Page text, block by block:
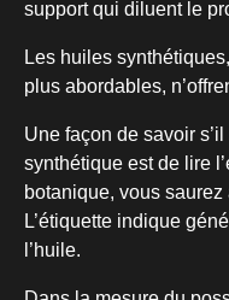
support qui diluent le
Les huiles
plus abordables,
Une façon de savoir
synthétique est de lire
botanique, vous saurez
L’étiquette indique
l’huile.